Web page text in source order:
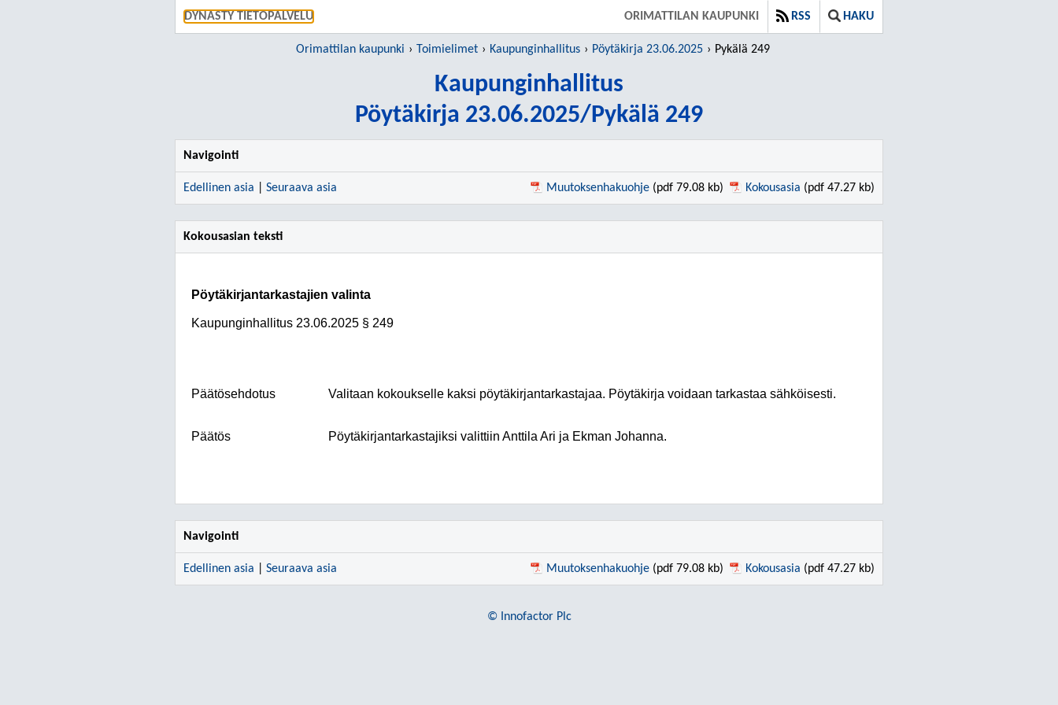
DYNASTY TIETOPALVELU ORIMATTILAN KAUPUNKI RSS HAKU
Orimattilan kaupunki Toimielimet Kaupunginhallitus Pöytäkirja 23.06.2025 Pykälä 249
Kaupunginhallitus
Pöytäkirja 23.06.2025/Pykälä 249
Navigointi
Edellinen asia Seuraava asia Muutoksenhakuohje (pdf 79.08 kb) Kokousasia (pdf 47.27 kb)
Kokousasian teksti
Pöytäkirjantarkastajien valinta
Kaupunginhallitus 23.06.2025 § 249
Päätösehdotus Valitaan kokoukselle kaksi pöytäkirjantarkastajaa. Pöytäkirja voidaan tarkastaa sähköisesti.
Päätös Pöytäkirjantarkastajiksi valittiin Anttila Ari ja Ekman Johanna.
Navigointi
Edellinen asia Seuraava asia Muutoksenhakuohje (pdf 79.08 kb) Kokousasia (pdf 47.27 kb)
© Innofactor Plc